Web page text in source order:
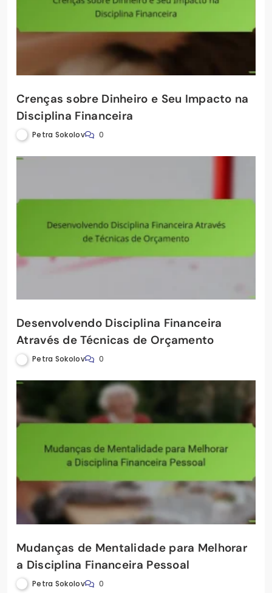
Crenças sobre Dinheiro e Seu Impacto na
Disciplina Financeira
Petra Sokolov 0
Desenvolvendo Disciplina Financeira
Através de Técnicas de Orçamento
Petra Sokolov 0
Mudanças de Mentalidade para Melhorar
a Disciplina Financeira Pessoal
Petra Sokolov 0